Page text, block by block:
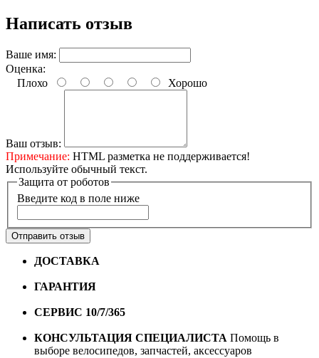
Написать отзыв
Ваше имя:
Оценка:
Плохо
Хорошо
Ваш отзыв:
Примечание: HTML разметка не поддерживается!
Используйте обычный текст.
Защита от роботов
Введите код в поле ниже
Отправить отзыв
ДОСТАВКА
ГАРАНТИЯ
СЕРВИС 10/7/365
КОНСУЛЬТАЦИЯ СПЕЦИАЛИСТА Помощь в
выборе велосипедов, запчастей, аксессуаров